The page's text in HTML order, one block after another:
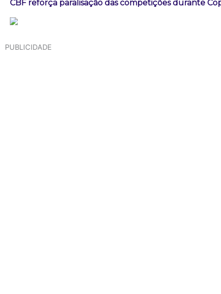
CBF reforça paralisação das competições durante
PUBLICIDADE